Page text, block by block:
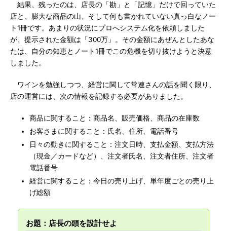
結果、残ったのは、店長の「勘」と「記憶」だけで回っていた
店と、膨大な商品の山、そして何も書かれていない真っ白なノー
ト1冊です。あまりの状況にプロへシステム化を依頼しました
が、提示された金額は「300万」。その金額にあぜんとしたあな
たは、自分の知恵とノート1冊でこの危機を切り抜けようと決意
しました。
ワインを勉強しつつ、経営に関して常連さんの話を聞く限り、
店の運営には、次の情報を記録する必要がありました。
商品に関すること：商品名、販売価格、商品の在庫数
お客さまに関すること：氏名、住所、電話番号
日々の動きに関すること：注文日時、支払金額、支払方法
（現金／カードなど）、注文者氏名、注文者住所、注文者
電話番号
経営に関すること：今日の売り上げ、単年度ごとの売り上
げ総額
お題：店長の頭を設計せよ